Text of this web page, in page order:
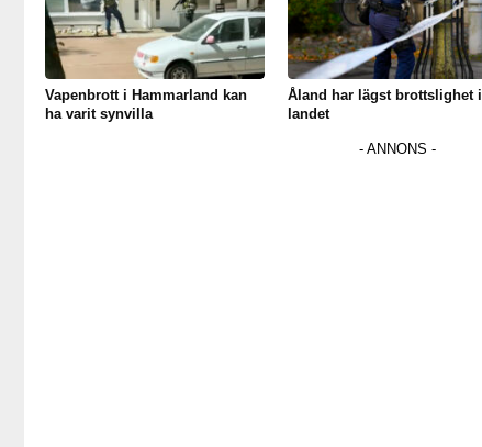
Vapenbrott i Hammarland kan
ha varit synvilla
Åland har lägst brottslighet i
landet